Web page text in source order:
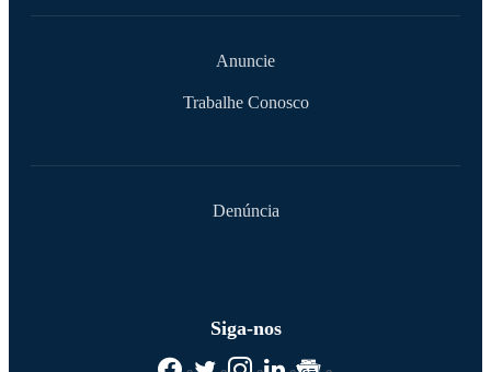
Anuncie
Trabalhe Conosco
Denúncia
Siga-nos